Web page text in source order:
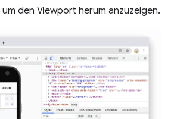
den Viewport herum anzuzeigen.